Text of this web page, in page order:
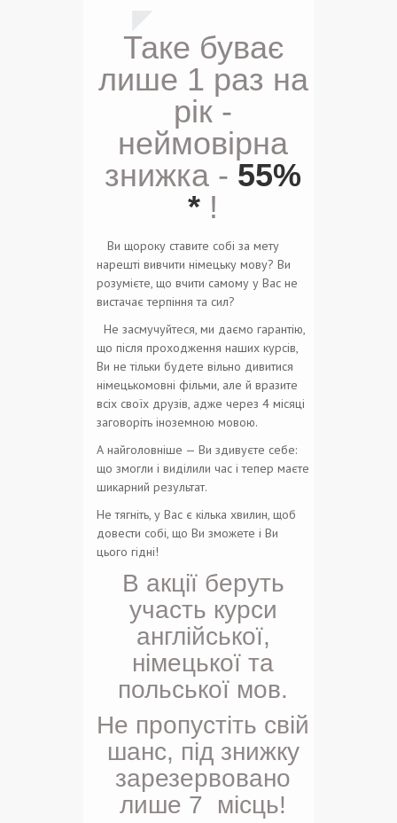
Таке буває
лише 1 раз на
рік -
неймовірна
знижка - 55%
* !
Ви щороку ставите собі за мету
нарешті вивчити німецьку мову? Ви
розумієте, що вчити самому у Вас не
вистачає терпіння та сил?
Не засмучуйтеся, ми даємо гарантію,
що після проходження наших курсів,
Ви не тільки будете вільно дивитися
німецькомовні фільми, але й вразите
всіх своїх друзів, адже через 4 місяці
заговоріть іноземною мовою.
А найголовніше — Ви здивуєте себе:
що змогли і виділили час і тепер маєте
шикарний результат.
Не тягніть, у Вас є кілька хвилин, щоб
довести собі, що Ви зможете і Ви
цього гідні!
В акції беруть
участь курси
англійської,
німецької та
польської мов.
Не пропустіть свій
шанс, під знижку
зарезервовано
лише 7 місць!